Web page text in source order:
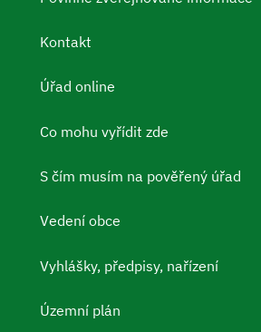
Kontakt
Úřad online
Co mohu vyřídit zde
S čím musím na pověřený úřad
Vedení obce
Vyhlášky, předpisy, nařízení
Územní plán